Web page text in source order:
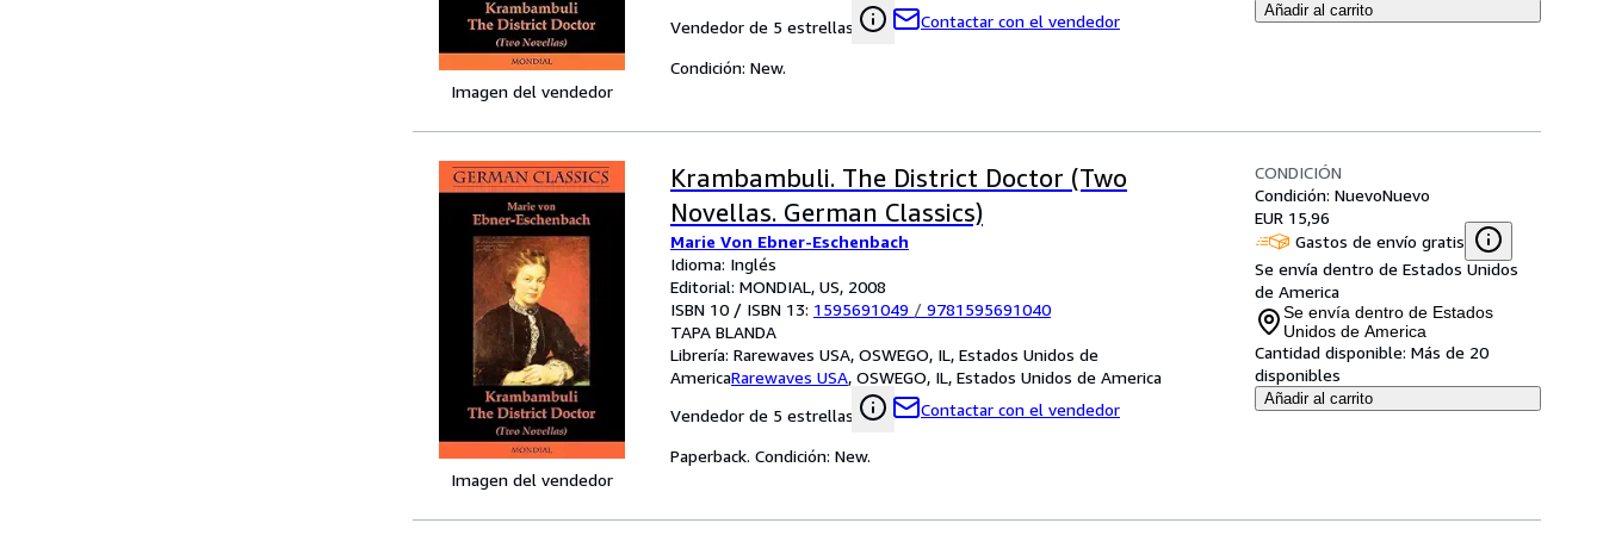
Imagen del vendedor
Vendedor de 5 estrellas
Contactar con el vendedor
Añadir al carrito
Condición: New.
Imagen del vendedor
Krambambuli. The District Doctor (Two
Novellas. German Classics)
Marie Von Ebner-Eschenbach
Idioma: Inglés
Editorial: MONDIAL, US, 2008
ISBN 10 / ISBN 13: 1595691049 / 9781595691040
TAPA BLANDA
Librería: Rarewaves USA, OSWEGO, IL, Estados Unidos de
AmericaRarewaves USA, OSWEGO, IL, Estados Unidos de America
Vendedor de 5 estrellas
Contactar con el vendedor
CONDICIÓN
Condición: NuevoNuevo
EUR 15,96
Gastos de envío gratis
Se envía dentro de Estados Unidos
de America
Se envía dentro de Estados
Unidos de America
Cantidad disponible: Más de 20
disponibles
Añadir al carrito
Paperback. Condición: New.